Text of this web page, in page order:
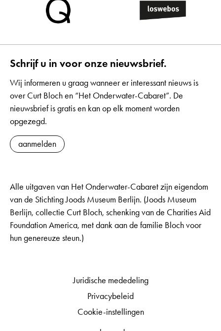
Schrijf u in voor onze nieuwsbrief.
Wij informeren u graag wanneer er interessant nieuws is
over Curt Bloch en “Het Onderwater-Cabaret”. De
nieuwsbrief is gratis en kan op elk moment worden
opgezegd.
aanmelden
Alle uitgaven van Het Onderwater-Cabaret zijn eigendom
van de Stichting Joods Museum Berlijn. (Joods Museum
Berlijn, collectie Curt Bloch, schenking van de Charities Aid
Foundation America, met dank aan de familie Bloch voor
hun genereuze steun.)
Juridische mededeling
Privacybeleid
Cookie-instellingen